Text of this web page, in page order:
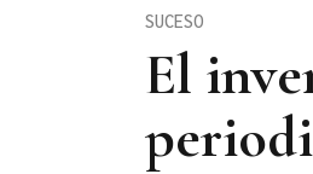
El
SUCESO